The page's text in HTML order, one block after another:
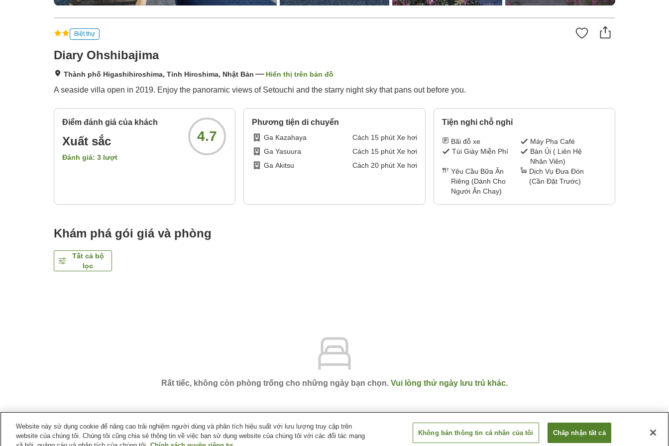
Biệt thự
Diary Ohshibajima
Thành phố Higashihiroshima, Tỉnh Hiroshima, Nhật Bản Hiển thị trên bản đồ
A seaside villa open in 2019. Enjoy the panoramic views of Setouchi and the starry night sky that pans out before you.
Điểm đánh giá của khách
Xuất sắc
Đánh giá: 3 lượt
4.7
Phương tiện di chuyển
Ga Kazahaya Cách 15phút Xe hơi
Ga Yasuura
Cách 15phút Xe hơi
Ga Akitsu
Cách 20phút Xe hơi
Tiện nghi chỗ nghỉ
Bãi đỗ xe
Máy Pha Café
Túi Giày Miễn Phí
Bàn Ủi ( Liên Hệ
Nhân Viên)
Yêu Cầu Bữa Ăn
Riêng (Dành Cho
Người Ăn Chay)
Dịch Vụ Đưa Đón
(Cần Đặt Trước)
Khám phá gói giá và phòng
Tất cả bộ
lọc
Rất tiếc, không còn phòng trống cho những ngày bạn chọn. Vui lòng thử ngày lưu trú khác.
Trang chủ Nhật Bản Tỉnh Hiroshima Thành phố Higashihiroshima Diary Ohshibajima
Website này sử dụng cookie để nâng cao trải nghiệm người dùng và phân tích hiệu suất với lưu lượng truy cập trên
website của chúng tôi. Chúng tôi cũng chia sẻ thông tin về việc bạn sử dụng website của chúng tôi với các đối tác mạng
Không bán thông tin cá nhân của tôi Chấp nhận tất cả